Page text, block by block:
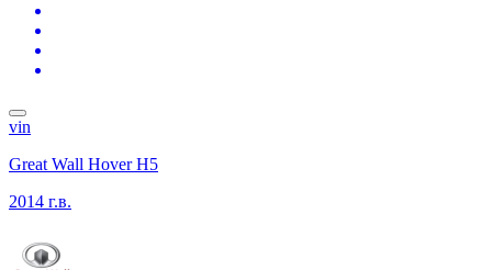
vin
Great Wall Hover H5
2014 г.в.